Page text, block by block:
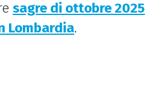
sagre di ottobre 2025
Lombardia.